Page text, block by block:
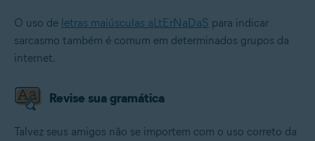
O uso de letras maiúsculas aLtErNaDaS para indicar
sarcasmo também é comum em determinados grupos da
internet.
Revise sua gramática
Talvez seus amigos não se importem com o uso correto da